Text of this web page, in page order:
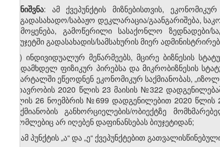
შენიშვნა: ამ ქვეპუნქტის მიზნებისთვის,
საგადასახადო/საბაჟო დეკლარაცია/გაანგარიშება,
გამოყენება, გამოწერილი სასაქონლო ზედნადები/
ბიუჯეტში გადასახადის/სამსახურის მიერ
) ინდივიდუალურ მეწარმეებს, მცირე ბიზნესის
გადამხდელ ფიზიკურ პირებსა და მიკრობიზნესის
კვარტალში ეწეოდნენ ეკონომიკურ საქმიანობას,
მთავრობის 2020 წლის 23 მაისის №322
წლის 26 ნოემბრის №699 დადგენილებით 2020 წლის
საქმიანობის განხორციელების/ობიექტზე
რომლებიც არ იღებენ დაფინანსებას ბიუჯეტიდან;
ვ) ამ პუნქტის „ა“ და „ე“ ქვეპუნქტებით